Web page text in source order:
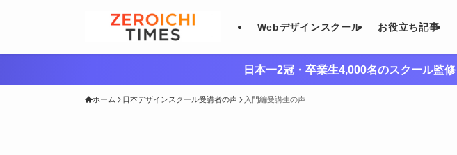
Webデザインスクール お役立ち記事
日本一2冠・卒業生4,000名のスクール監修
ホーム 日本デザインスクール受講者の声 入門編受講生の声